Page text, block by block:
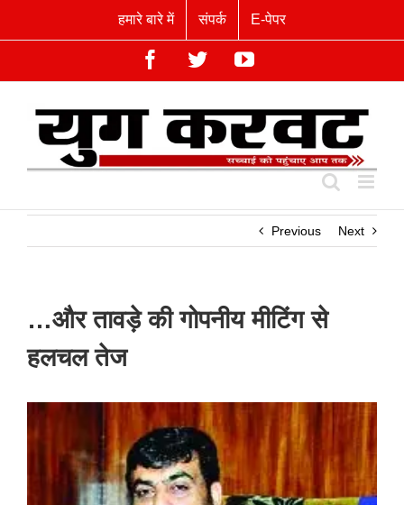
हमारे बारे में संपर्क E-पेपर
Facebook
TwitterYouTube
Previous Next
…और तावड़े की गोपनीय मीटिंग से
हलचल तेज
View
Larger